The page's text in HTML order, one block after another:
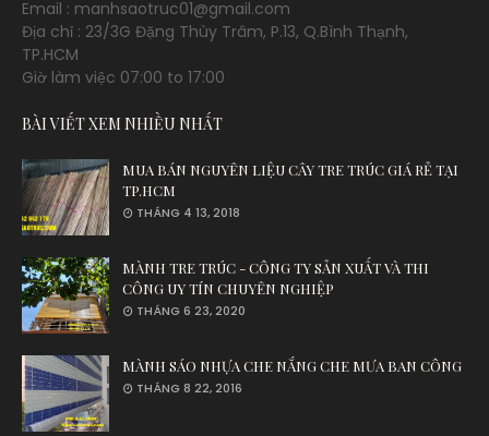
Email : manhsaotruc01@gmail.com
Địa chỉ : 23/3G Đặng Thùy Trâm, P.13, Q.Bình Thạnh,
TP.HCM
Giờ làm việc 07:00 to 17:00
BÀI VIẾT XEM NHIỀU NHẤT
MUA BÁN NGUYÊN LIỆU CÂY TRE TRÚC GIÁ RẺ TẠI
TP.HCM
THÁNG 4 13, 2018
MÀNH TRE TRÚC - CÔNG TY SẢN XUẤT VÀ THI
CÔNG UY TÍN CHUYÊN NGHIỆP
THÁNG 6 23, 2020
MÀNH SÁO NHỰA CHE NẮNG CHE MƯA BAN CÔNG
THÁNG 8 22, 2016